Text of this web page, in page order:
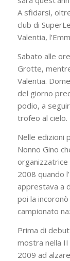
A sfidarsi,
club di
Valentia,
Sabato alle
Grotte,
Valentia.
del giorno
podio, a
trofeo al cielo.
Nelle edizioni
Nonno Gino
2008 quando
apprestava a
poi la
campionato
Prima di
mostra nella
2009 ad